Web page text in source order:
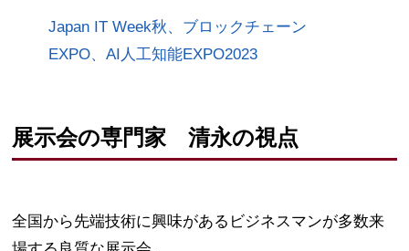
Japan IT Week秋、ブロックチェーン
EXPO、AI人工知能EXPO2023
展示会の専門家 清永の視点
全国から先端技術に興味があるビジネスマンが多数来